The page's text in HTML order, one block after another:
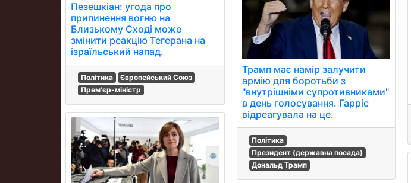
Пезешкіан: угода про
припинення вогню на
Близькому Сході може
змінити реакцію Тегерана на
ізраїльський напад.
Політика
Європейський Союз
Прем'єр-міністр
Трамп має намір залучити
армію для боротьби з
"внутрішніми супротивниками"
в день голосування. Гарріс
відреагувала на це.
Політика
Президент (державна посада)
Дональд Трамп